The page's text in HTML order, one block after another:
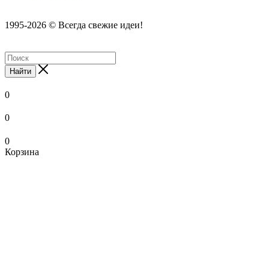
1995-2026 © Всегда свежие идеи!
Найти
0
0
0
Корзина